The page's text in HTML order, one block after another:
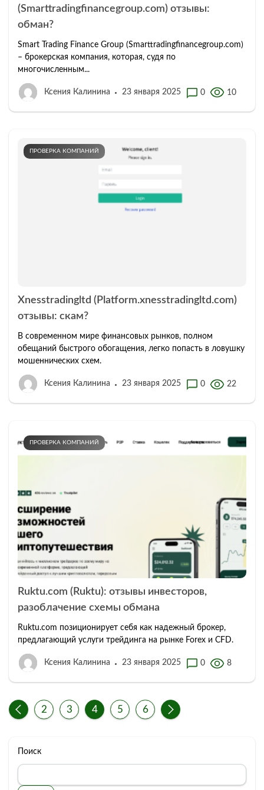
(Smarttradingfinancegroup.com) отзывы:
обман?
Smart Trading Finance Group (Smarttradingfinancegroup.com)
– брокерская компания, которая, судя по
многочисленным...
Ксения Калинина 23 января 2025 0 10
ПРОВЕРКА КОМПАНИЙ
Xnesstradingltd (Platform.xnesstradingltd.com)
отзывы: скам?
В современном мире финансовых рынков, полном
обещаний быстрого обогащения, легко попасть в ловушку
мошеннических схем.
Ксения Калинина 23 января 2025 0 22
ПРОВЕРКА КОМПАНИЙ
Ruktu.com (Ruktu): отзывы инвесторов,
разоблачение схемы обмана
Ruktu.com позиционирует себя как надежный брокер,
предлагающий услуги трейдинга на рынке Forex и CFD.
Ксения Калинина 23 января 2025 0 8
2 3 4 5 6
Поиск